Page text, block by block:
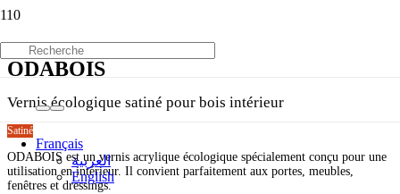
Français
العربية
English
ODABOIS
Vernis écologique satiné pour bois intérieur
Satiné
ODABOIS est un vernis acrylique écologique spécialement conçu pour une
utilisation en intérieur. Il convient parfaitement aux portes, meubles,
fenêtres et dressings.